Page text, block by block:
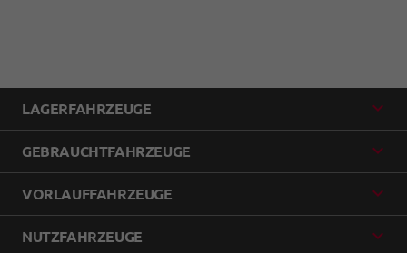
LAGERFAHRZEUGE
GEBRAUCHTFAHRZEUGE
VORLAUFFAHRZEUGE
NUTZFAHRZEUGE